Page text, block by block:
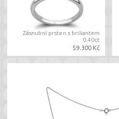
Zásnubní prsten s briliantem
0.40ct
59.300 Kč